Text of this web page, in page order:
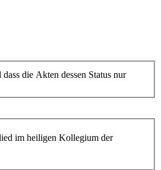
die Akten dessen Status nur
im heiligen Kollegium der